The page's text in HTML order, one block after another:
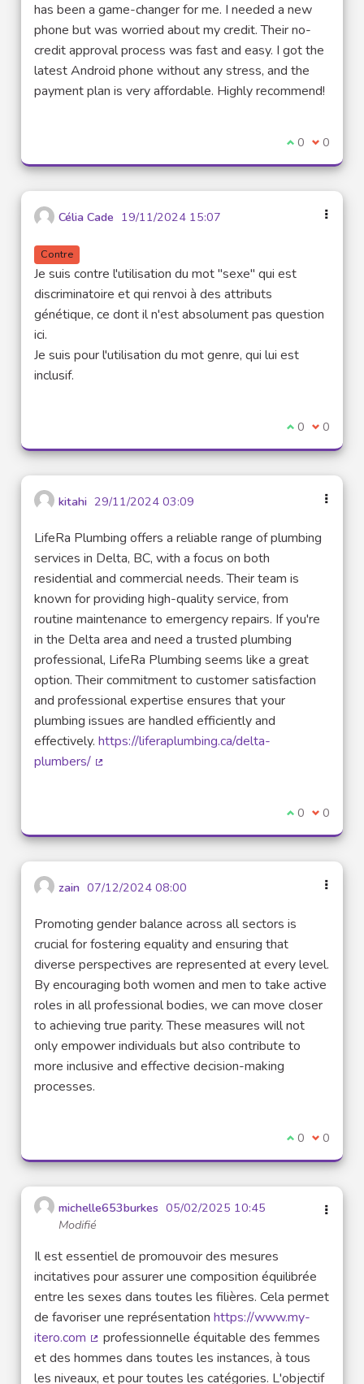
has been a game-changer for me. I needed a new
phone but was worried about my credit. Their no-
credit approval process was fast and easy. I got the
latest Android phone without any stress, and the
payment plan is very affordable. Highly recommend!
Je suis
0 Je ne
0
Célia Cade 19/11/2024 15:07
Contre
Je suis contre l'utilisation du mot "sexe" qui est
discriminatoire et qui renvoi à des attributs
génétique, ce dont il n'est absolument pas question
ici.
Je suis pour l'utilisation du mot genre, qui lui est
inclusif.
Je suis
0 Je ne
0
kitahi 29/11/2024 03:09
LifeRa Plumbing offers a reliable range of plumbing
services in Delta, BC, with a focus on both
residential and commercial needs. Their team is
known for providing high-quality service, from
routine maintenance to emergency repairs. If you're
in the Delta area and need a trusted plumbing
professional, LifeRa Plumbing seems like a great
option. Their commitment to customer satisfaction
and professional expertise ensures that your
plumbing issues are handled efficiently and
effectively. https://liferaplumbing.ca/delta-
plumbers/
Je suis
0 Je ne
0
zain 07/12/2024 08:00
Promoting gender balance across all sectors is
crucial for fostering equality and ensuring that
diverse perspectives are represented at every level.
By encouraging both women and men to take active
roles in all professional bodies, we can move closer
to achieving true parity. These measures will not
only empower individuals but also contribute to
more inclusive and effective decision-making
processes.
Je suis
0 Je ne
0
michelle653burkes 05/02/2025 10:45
Modifié
Il est essentiel de promouvoir des mesures
incitatives pour assurer une composition équilibrée
entre les sexes dans toutes les filières. Cela permet
de favoriser une représentation https://www.my-
itero.com
(Lien externe)
professionnelle équitable des femmes
et des hommes dans toutes les instances, à tous
les niveaux, et pour toutes les catégories. L'objectif